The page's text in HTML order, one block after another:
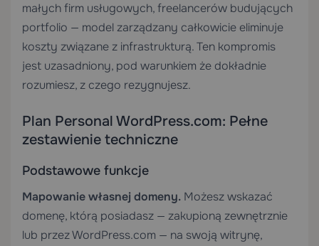
małych firm usługowych, freelancerów budujących
portfolio — model zarządzany całkowicie eliminuje
koszty związane z infrastrukturą. Ten kompromis
jest uzasadniony, pod warunkiem że dokładnie
rozumiesz, z czego rezygnujesz.
Plan Personal WordPress.com: Pełne
zestawienie techniczne
Podstawowe funkcje
Mapowanie własnej domeny. Możesz wskazać
domenę, którą posiadasz — zakupioną zewnętrznie
lub przez WordPress.com — na swoją witrynę,